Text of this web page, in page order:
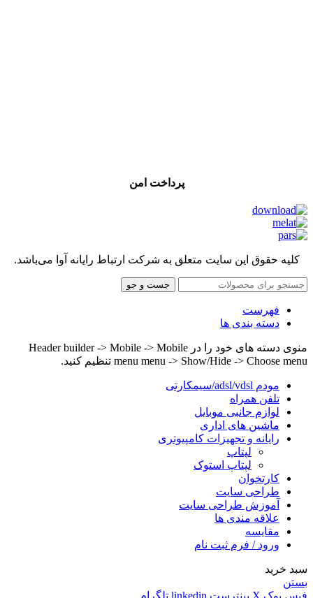
پرداخت امن
کلیه حقوق این سایت متعلق به شرکت ارتباط رایانه آوا می‌باشد.
جست و جو
فهرست
دسته بندی ها
منوی دسته های خود را در Header builder -> Mobile -> Mobile
menu menu -> Show/Hide -> Choose menu تنظیم کنید.
مودم adsl/vdsl/سیمکارتی
تلفن همراه
لوازم جانبی موبایل
ماشین های اداری
رایانه و تجهیزات کامپیوتری
لپتاپ
لپتاپ استوک
کارتخوان
طراحی سایت
آموزش طراحی سایت
علاقه مندی ها
مقایسه
ورود / فرم ثبت نام
سبد خرید
بستن
فیس بوک X پینترست linkedin تلگرام